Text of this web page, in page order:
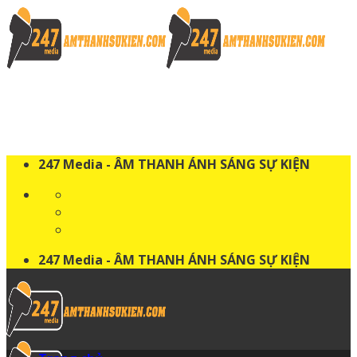
Skip
to
content
247 Media - ÂM THANH ÁNH SÁNG SỰ KIỆN
247 Media - ÂM THANH ÁNH SÁNG SỰ KIỆN